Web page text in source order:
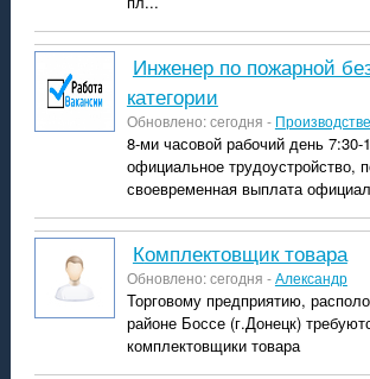
Инженер по пожарной безопасности I
категории
Обновлено: сегодня -
8-ми часовой рабочий день 7:30-
официальное трудоустройство,
своевременная выплата
комплектовщик товара
Обновлено: сегодня -Александр
Торговому предприятию,
районе Боссе (г.Донецк)
комплектовщики товара